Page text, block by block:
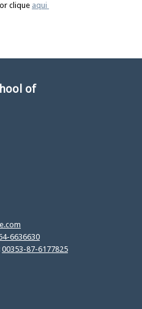
clique aqui
of
6636630
00353-87-6177825